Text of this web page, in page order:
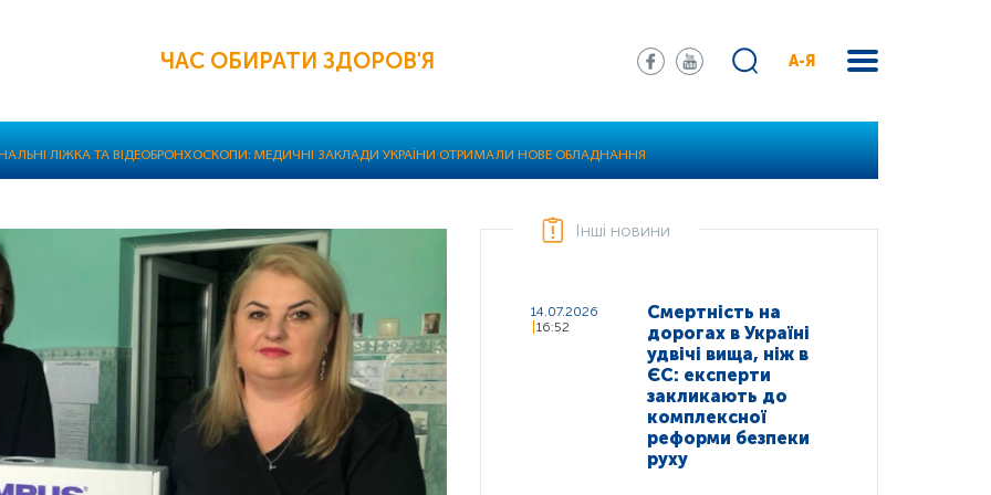
ЧАС ОБИРАТИ ЗДОРОВ'Я А-Я
ЛІЖКА ТА ВІДЕОБРОНХОСКОПИ: МЕДИЧНІ ЗАКЛАДИ УКРАЇНИ ОТРИМАЛИ НОВЕ ОБЛАДНАННЯ
Інші новини
14.07.2026
16:52
Смертність на
дорогах в Україні
удвічі вища, ніж в
ЄС: експерти
закликають до
комплексної
реформи безпеки
руху